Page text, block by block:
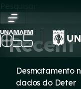
content
Pesquisar
Recent
Desmatamento
dados do Deter